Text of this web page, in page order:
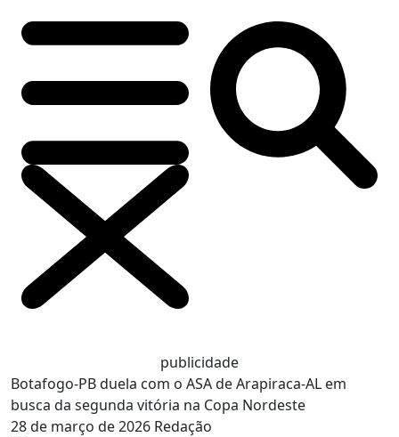
publicidade
Botafogo-PB duela com o ASA de Arapiraca-AL em
busca da segunda vitória na Copa Nordeste
28 de março de 2026 Redação